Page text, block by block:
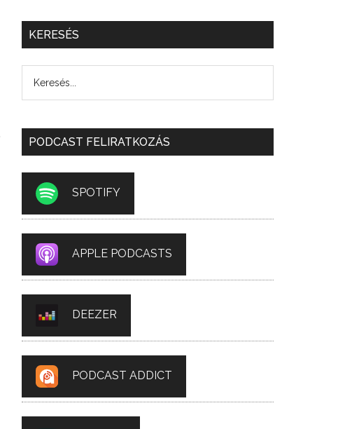
KERESÉS
PODCAST FELIRATKOZÁS
SPOTIFY
APPLE PODCASTS
DEEZER
PODCAST ADDICT